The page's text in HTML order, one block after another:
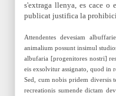
s'extraga llenya, es cace o
publicat justifica la
Attendentes devesiam
animalium possunt insimul studio
albufaria [progenitores nostri]
eis exsolvitur assignato, quod in
Sed, cum nobis pridem diversis
recreationis sumende dictam